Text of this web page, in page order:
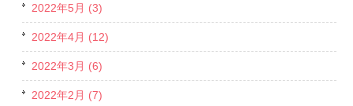
2022年5月 (3)
2022年4月 (12)
2022年3月 (6)
2022年2月 (7)